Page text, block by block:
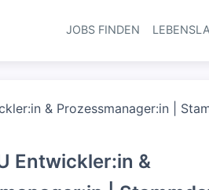
JOBS FINDEN
& Prozessmanager:in |
Entwickler:in &